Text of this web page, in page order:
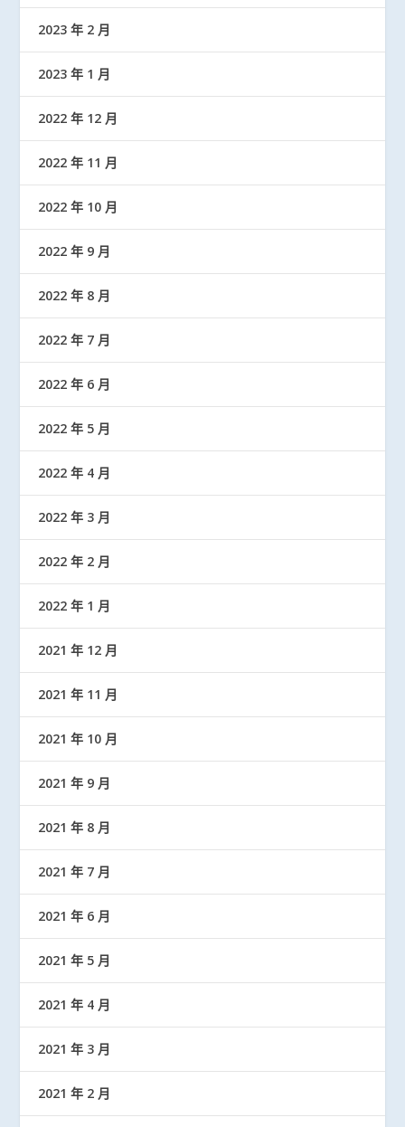
2023 年 2 月
2023 年 1 月
2022 年 12 月
2022 年 11 月
2022 年 10 月
2022 年 9 月
2022 年 8 月
2022 年 7 月
2022 年 6 月
2022 年 5 月
2022 年 4 月
2022 年 3 月
2022 年 2 月
2022 年 1 月
2021 年 12 月
2021 年 11 月
2021 年 10 月
2021 年 9 月
2021 年 8 月
2021 年 7 月
2021 年 6 月
2021 年 5 月
2021 年 4 月
2021 年 3 月
2021 年 2 月